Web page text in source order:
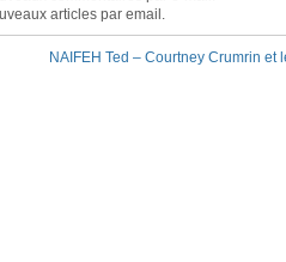
articles par email.
NAIFEH Ted – Courtney Crumrin et